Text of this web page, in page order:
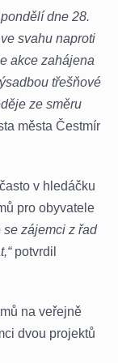
dne 28.
svahu naproti
akce zahájena
třešňové
ze směru
města Čestmír
v hledáčku
pro obyvatele
se zájemci z řad
potvrdil
na veřejně
dvou projektů